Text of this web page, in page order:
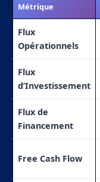
Métrique
Flux
Opérationnels
Flux
d’Investissement
Flux de
Financement
Free Cash Flow